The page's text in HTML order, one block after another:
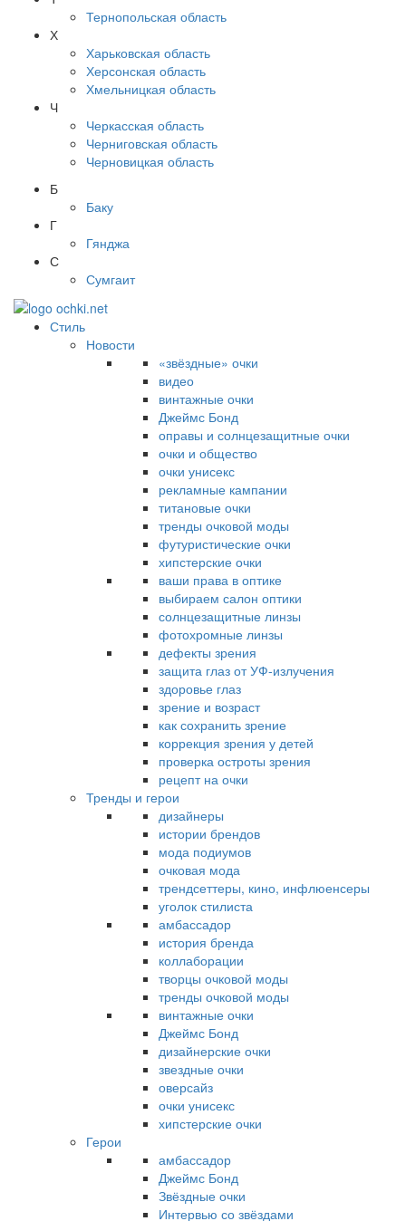
Тернопольская область
Х
Харьковская область
Херсонская область
Хмельницкая область
Ч
Черкасская область
Черниговская область
Черновицкая область
Б
Баку
Г
Гянджа
С
Сумгаит
Стиль
Новости
«звёздные» очки
видео
винтажные очки
Джеймс Бонд
оправы и солнцезащитные очки
очки и общество
очки унисекс
рекламные кампании
титановые очки
тренды очковой моды
футуристические очки
хипстерские очки
ваши права в оптике
выбираем салон оптики
солнцезащитные линзы
фотохромные линзы
дефекты зрения
защита глаз от УФ-излучения
здоровье глаз
зрение и возраст
как сохранить зрение
коррекция зрения у детей
проверка остроты зрения
рецепт на очки
Тренды и герои
дизайнеры
истории брендов
мода подиумов
очковая мода
трендсеттеры, кино, инфлюенсеры
уголок стилиста
амбассадор
история бренда
коллаборации
творцы очковой моды
тренды очковой моды
винтажные очки
Джеймс Бонд
дизайнерские очки
звездные очки
оверсайз
очки унисекс
хипстерские очки
Герои
амбассадор
Джеймс Бонд
Звёздные очки
Интервью со звёздами